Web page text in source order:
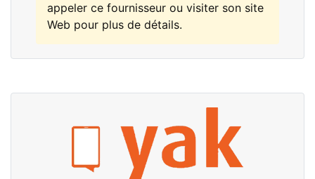
appeler ce fournisseur ou visiter son site
Web pour plus de détails.